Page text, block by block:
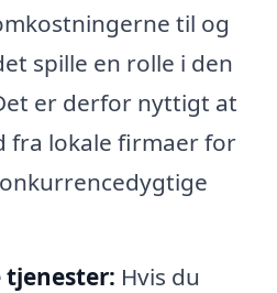
til og
spille en rolle i den
er derfor nyttigt at
fra lokale firmaer for
tjenester: Hvis du